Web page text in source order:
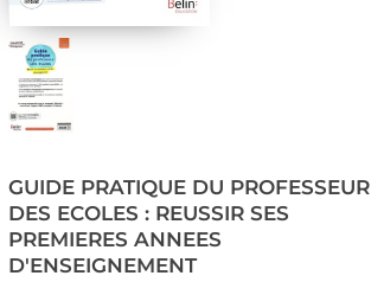
GUIDE PRATIQUE DU PROFESSEUR
DES ECOLES : REUSSIR SES
PREMIERES ANNEES
D'ENSEIGNEMENT